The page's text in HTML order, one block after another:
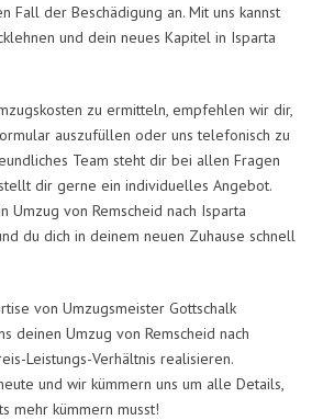
Fall der Beschädigung an. Mit uns kannst
und dein neues Kapitel in Isparta
zu ermitteln, empfehlen wir dir,
auszufüllen oder uns telefonisch zu
Team steht dir bei allen Fragen
dir gerne ein individuelles Angebot.
Umzug von Remscheid nach Isparta
du dich in deinem neuen Zuhause schnell
von Umzugsmeister Gottschalk
deinen Umzug von Remscheid nach
Leistungs-Verhältnis realisieren.
und wir kümmern uns um alle Details,
mehr kümmern musst!